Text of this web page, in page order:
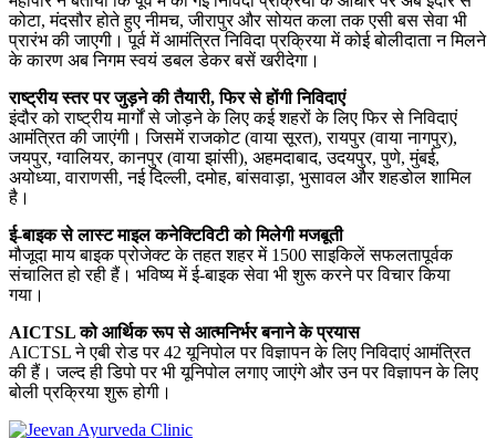
कोटा, मंदसौर होते हुए नीमच, जीरापुर और सोयत कला तक एसी बस सेवा भी
प्रारंभ की जाएगी। पूर्व में आमंत्रित निविदा प्रक्रिया में कोई बोलीदाता न मिलने
के कारण अब निगम स्वयं डबल डेकर बसें खरीदेगा।
राष्ट्रीय स्तर पर जुड़ने की तैयारी, फिर से होंगी निविदाएं
इंदौर को राष्ट्रीय मार्गों से जोड़ने के लिए कई शहरों के लिए फिर से निविदाएं
आमंत्रित की जाएंगी। जिसमें राजकोट (वाया सूरत), रायपुर (वाया नागपुर),
जयपुर, ग्वालियर, कानपुर (वाया झांसी), अहमदाबाद, उदयपुर, पुणे, मुंबई,
अयोध्या, वाराणसी, नई दिल्ली, दमोह, बांसवाड़ा, भुसावल और शहडोल शामिल
है।
ई-बाइक से लास्ट माइल कनेक्टिविटी को मिलेगी मजबूती
मौजूदा माय बाइक प्रोजेक्ट के तहत शहर में 1500 साइकिलें सफलतापूर्वक
संचालित हो रही हैं। भविष्य में ई-बाइक सेवा भी शुरू करने पर विचार किया
गया।
AICTSL को आर्थिक रूप से आत्मनिर्भर बनाने के प्रयास
AICTSL ने एबी रोड पर 42 यूनिपोल पर विज्ञापन के लिए निविदाएं आमंत्रित
की हैं। जल्द ही डिपो पर भी यूनिपोल लगाए जाएंगे और उन पर विज्ञापन के लिए
बोली प्रक्रिया शुरू होगी।